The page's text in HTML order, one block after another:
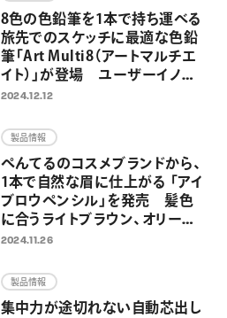
8色の色鉛筆を1本で持ち運べる
旅先でのスケッチに最適な色鉛
筆「Art Multi8（アートマルチエ
イト）」が登場 ユーザーイノベ
ーションから、アートシーンに特
2024.12.12
製品情報
ぺんてるのコスメブランドから、
1本で自然な眉に仕上がる 「アイ
ブロウペンシル」を発売 髪色
に合うライトブラウン、オリーブ
ブラウン、ダークブラウンの全3
2024.11.26
製品情報
集中力が途切れない自動芯出し